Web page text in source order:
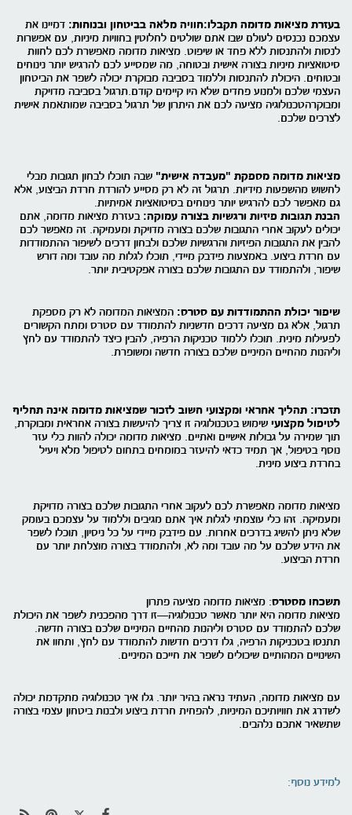
בעזרת מציאות מדומה תקבלו:חוויה מלאה בביטחון ובנוחות: דמיינו את
עצמכם נכנסים לעולם שבו אתם שולטים לחלוטין בחוויות מיניות, עם אפשרות
לנסות ולהתנסות ללא פחד או שיפוט. מציאות מדומה מאפשרת לכם לחוות
סיטואציות מיניות בצורה אישית ובטוחה, מה שמסייע לכם להרגיש יותר נינוחים
ובטוחים. היכולת להתנסות וללמוד בסביבה מבוקרת יכולה לשפר את הביטחון
העצמי שלכם ולמנוע פחדים שלא היו קיימים קודם.תרגול בסביבה מדויקת
ומבוקרהטכנולוגיה מציעה לכם את היתרון של תרגול בסביבה שמותאמת אישית
לצרכים שלכם.
מציאות מדומה מספקת "מעבדה אישית" שבה תוכלו לבחון תגובות מבלי
לחשוש מהשפעות מידיות. תרגול זה לא רק מסייע להורדת חרדת הביצוע, אלא
גם מאפשר לכם להרגיש יותר נינוחים בסיטואציות אמיתיות.
הבנת תגובות פיזיות ורגשיות בצורה עמוקה: בעזרת מציאות מדומה, אתם
יכולים לעקוב אחרי התגובות שלכם בצורה מדויקת ומעמיקה. זה מאפשר לכם
להבין את התגובות הפיזיות והרגשיות שלכם ולבחון דרכים לשיפור ההתמודדות
עם חרדת ביצוע. באמצעות פידבק מיידי, תוכלו לגלות מה עובד ומה דורש
שיפור, ולהתמודד עם התגובות שלכם בצורה אפקטיבית יותר.
שיפור יכולת ההתמודדות עם סטרס: המציאות המדומה לא רק מספקת
תרגול, אלא גם מציעה דרכים חדשניות להתמודד עם סטרס ומתח הקשורים
לפעילות מינית. תוכלו ללמוד טכניקות הרפיה, להבין כיצד להתמודד עם לחץ
וליהנות מהחיים המיניים שלכם בצורה חדשה ומשופרת.
תזכרו: תהליך אחראי ומקצועי חשוב לזכור שמציאות מדומה אינה תחליף
לטיפול מקצועי שימוש בטכנולוגיה זו צריך להיעשות בצורה אחראית ומבוקרת,
תוך שמירה על גבולות אישיים ואתיים. מציאות מדומה יכולה להוות כלי עזר
נוסף בטיפול, אך תמיד כדאי להיעזר במומחים בתחום לטיפול מלא ויעיל
בחרדת ביצוע מינית.
מציאות מדומה מאפשרת לכם לעקוב אחרי התגובות שלכם בצורה מדויקת
ומעמיקה. זהו כלי עוצמתי לגלות איך אתם מגיבים וללמוד על עצמכם בעומק
שלא ניתן להשיג בדרכים אחרות. עם פידבק מיידי על כל ניסיון, תוכלו לשפר
את הידע שלכם על מה עובד ומה לא, ולהתמודד בצורה מוצלחת יותר עם
חרדת הביצוע.
תשכחו מסטרס: מציאות מדומה מציעה פתרון
מציאות מדומה היא יותר מאשר טכנולוגיה—זו דרך מהפכנית לשפר את היכולת
שלכם להתמודד עם סטרס וליהנות מהחיים המיניים שלכם בצורה חדשה.
תתנסו בטכניקות הרפיה, גלו דרכים חדשות להתמודד עם לחץ, ותחוו את
השינויים המהותיים שיכולים לשפר את חייכם המיניים.
עם מציאות מדומה, העתיד נראה בהיר יותר. גלו איך טכנולוגיה מתקדמת יכולה
לשדרג את חוויותיכם המיניות, להפחית חרדת ביצוע ולבנות ביטחון עצמי בצורה
שתשאיר אתכם נלהבים.
למידע נוסף: